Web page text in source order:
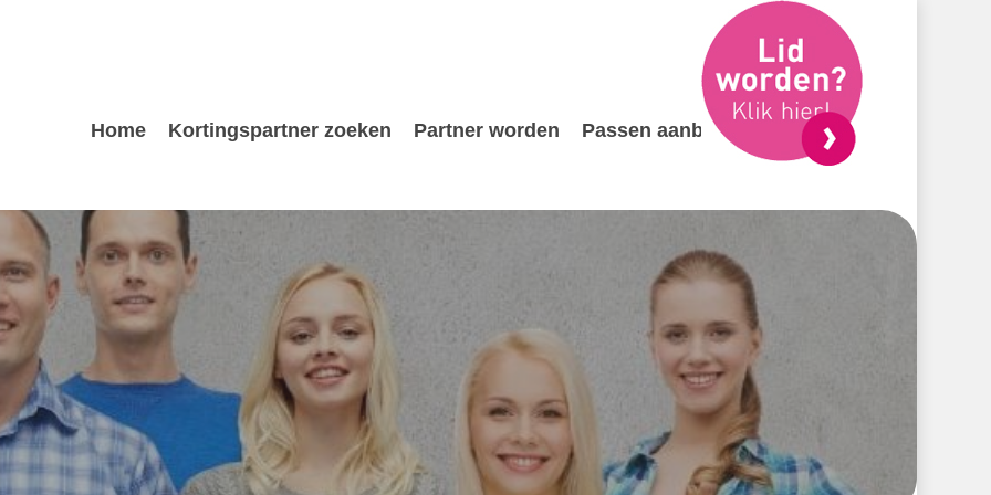
Home Kortingspartner zoeken Partner worden Passen aanbieden Contact